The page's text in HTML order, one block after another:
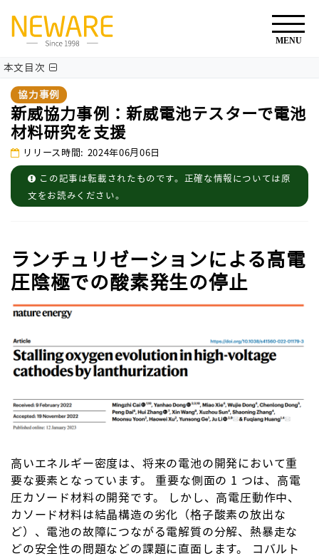
本文目次
協力事例
新威協力事例：新威電池テスターで電池
材料研究を支援
リリース時間: 2024年06月06日
この記事は転載されたものです。正確な情報については原
文をお読みください。
ランチュリゼーションによる高電
圧陰極での酸素発生の停止
高いエネルギー密度は、将来の電池の開発において重
要な要素となっています。 重要な側面の 1 つは、高電
圧カソード材料の開発です。 しかし、高電圧動作中、
カソード材料は結晶構造の劣化（格子酸素の放出な
ど）、電池の故障につながる電解質の分解、熱暴走な
どの安全性の問題などの課題に直面します。 コバルト